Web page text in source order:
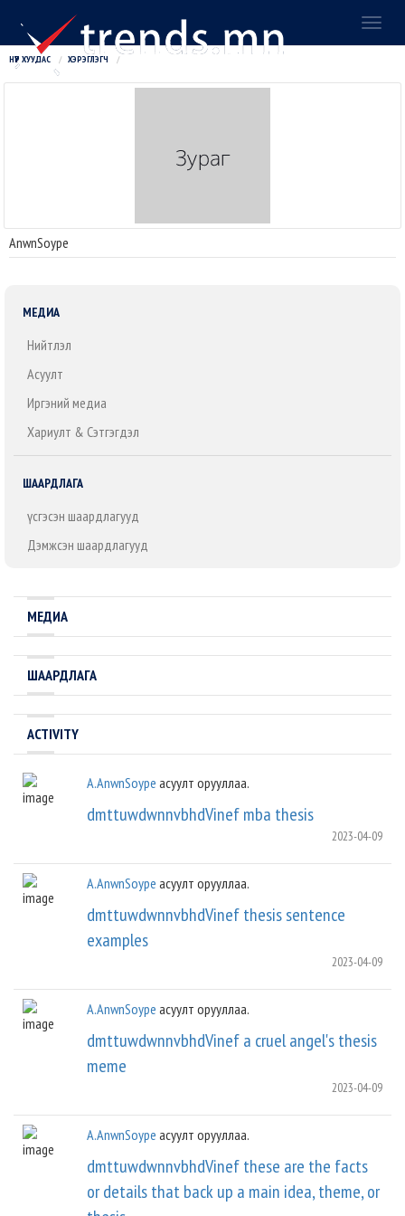
НҮҮР ХУУДАС ХЭРЭГЛЭГЧ
AnwnSoype
МЕДИА
Нийтлэл
Асуулт
Иргэний медиа
Хариулт & Сэтгэгдэл
ШААРДЛАГА
Үүсгэсэн шаардлагууд
Дэмжсэн шаардлагууд
МЕДИА
ШААРДЛАГА
ACTIVITY
A.AnwnSoype асуулт орууллаа.
dmttuwdwnnvbhdVinef mba thesis
2023-04-09
A.AnwnSoype асуулт орууллаа.
dmttuwdwnnvbhdVinef thesis sentence
examples
2023-04-09
A.AnwnSoype асуулт орууллаа.
dmttuwdwnnvbhdVinef a cruel angel's thesis
meme
2023-04-09
A.AnwnSoype асуулт орууллаа.
dmttuwdwnnvbhdVinef these are the facts
or details that back up a main idea, theme, or